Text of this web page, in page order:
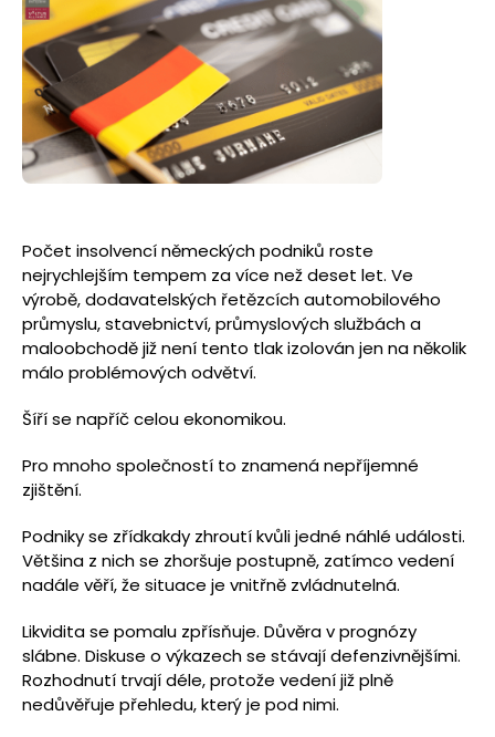
Počet insolvencí německých podniků roste
nejrychlejším tempem za více než deset let. Ve
výrobě, dodavatelských řetězcích automobilového
průmyslu, stavebnictví, průmyslových službách a
maloobchodě již není tento tlak izolován jen na několik
málo problémových odvětví.
Šíří se napříč celou ekonomikou.
Pro mnoho společností to znamená nepříjemné
zjištění.
Podniky se zřídkakdy zhroutí kvůli jedné náhlé události.
Většina z nich se zhoršuje postupně, zatímco vedení
nadále věří, že situace je vnitřně zvládnutelná.
Likvidita se pomalu zpřísňuje. Důvěra v prognózy
slábne. Diskuse o výkazech se stávají defenzivnějšími.
Rozhodnutí trvají déle, protože vedení již plně
nedůvěřuje přehledu, který je pod nimi.